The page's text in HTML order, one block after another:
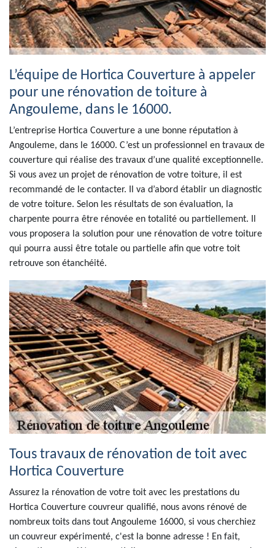
L’équipe de Hortica Couverture à appeler
pour une rénovation de toiture à
Angouleme, dans le 16000.
L’entreprise Hortica Couverture a une bonne réputation à
Angouleme, dans le 16000. C’est un professionnel en travaux de
couverture qui réalise des travaux d’une qualité exceptionnelle.
Si vous avez un projet de rénovation de votre toiture, il est
recommandé de le contacter. Il va d’abord établir un diagnostic
de votre toiture. Selon les résultats de son évaluation, la
charpente pourra être rénovée en totalité ou partiellement. Il
vous proposera la solution pour une rénovation de votre toiture
qui pourra aussi être totale ou partielle afin que votre toit
retrouve son étanchéité.
Tous travaux de rénovation de toit avec
Hortica Couverture
Assurez la rénovation de votre toit avec les prestations du
Hortica Couverture couvreur qualifié, nous avons rénové de
nombreux toits dans tout Angouleme 16000, si vous cherchiez
un couvreur expérimenté, c'est la bonne adresse ! En fait,